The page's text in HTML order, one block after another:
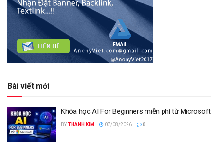
Bài viết mới
Khóa học AI For Beginners miễn phí từ Microsoft
BYTHANH KIM 07/08/2026 0